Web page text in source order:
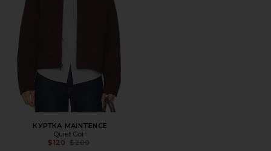
КУРТКА MAINTENCE
Quiet Golf
$120
Previous price:
$200